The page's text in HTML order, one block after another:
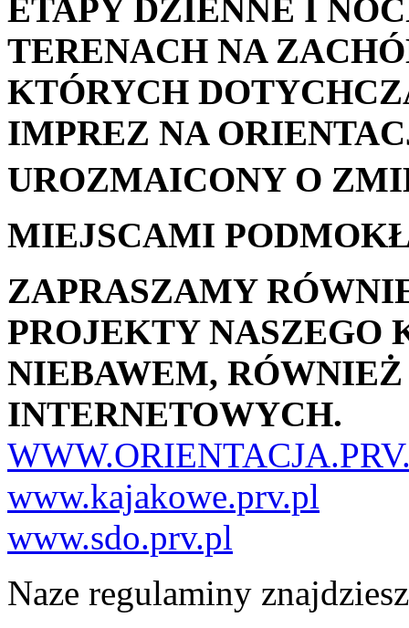
ETAPY DZIENNE I
TERENACH NA
KTÓRYCH
IMPREZ NA
UROZMAICONY O
MIEJSCAMI
ZAPRASZAMY
PROJEKTY NASZEGO
NIEBAWEM,
INTERNETOWYCH.
www.kajakowe.prv.pl
www.sdo.prv.pl
Naze regulaminy